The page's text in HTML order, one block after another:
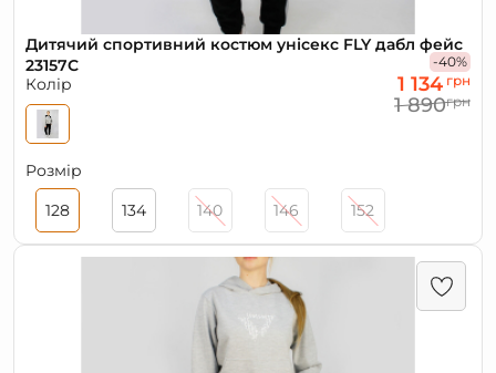
Дитячий спортивний костюм унісекс FLY дабл фейс
23157С
Колір
-40%
1 134 грн
1 890грн
Розмір
128
134 140 146 152